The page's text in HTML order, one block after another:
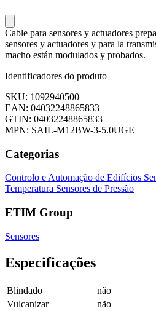
Cable para sensores y actuadores
sensores y actuadores y para la
macho están modulados y probados.
Identificadores do produto
SKU: 1092940500
EAN: 04032248865833
GTIN: 04032248865833
MPN: SAIL-M12BW-3-5.0UGE
Categorias
Controlo e Automação de Edifícios
Temperatura Sensores de Pressão
ETIM Group
Sensores
Especificações
Blindado
não
Vulcanizar
não